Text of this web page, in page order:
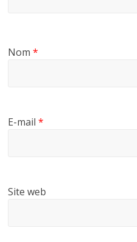
Nom*
E-mail*
Site web